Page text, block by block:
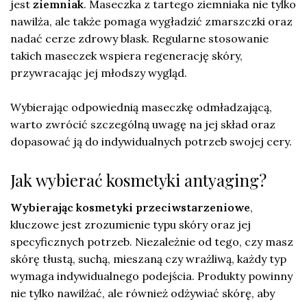
jest ziemniak. Maseczka z tartego ziemniaka nie tylko
nawilża, ale także pomaga wygładzić zmarszczki oraz
nadać cerze zdrowy blask. Regularne stosowanie
takich maseczek wspiera regenerację skóry,
przywracając jej młodszy wygląd.
Wybierając odpowiednią maseczkę odmładzającą,
warto zwrócić szczególną uwagę na jej skład oraz
dopasować ją do indywidualnych potrzeb swojej cery.
Jak wybierać kosmetyki antyaging?
Wybierając kosmetyki przeciwstarzeniowe,
kluczowe jest zrozumienie typu skóry oraz jej
specyficznych potrzeb. Niezależnie od tego, czy masz
skórę tłustą, suchą, mieszaną czy wrażliwą, każdy typ
wymaga indywidualnego podejścia. Produkty powinny
nie tylko nawilżać, ale również odżywiać skórę, aby